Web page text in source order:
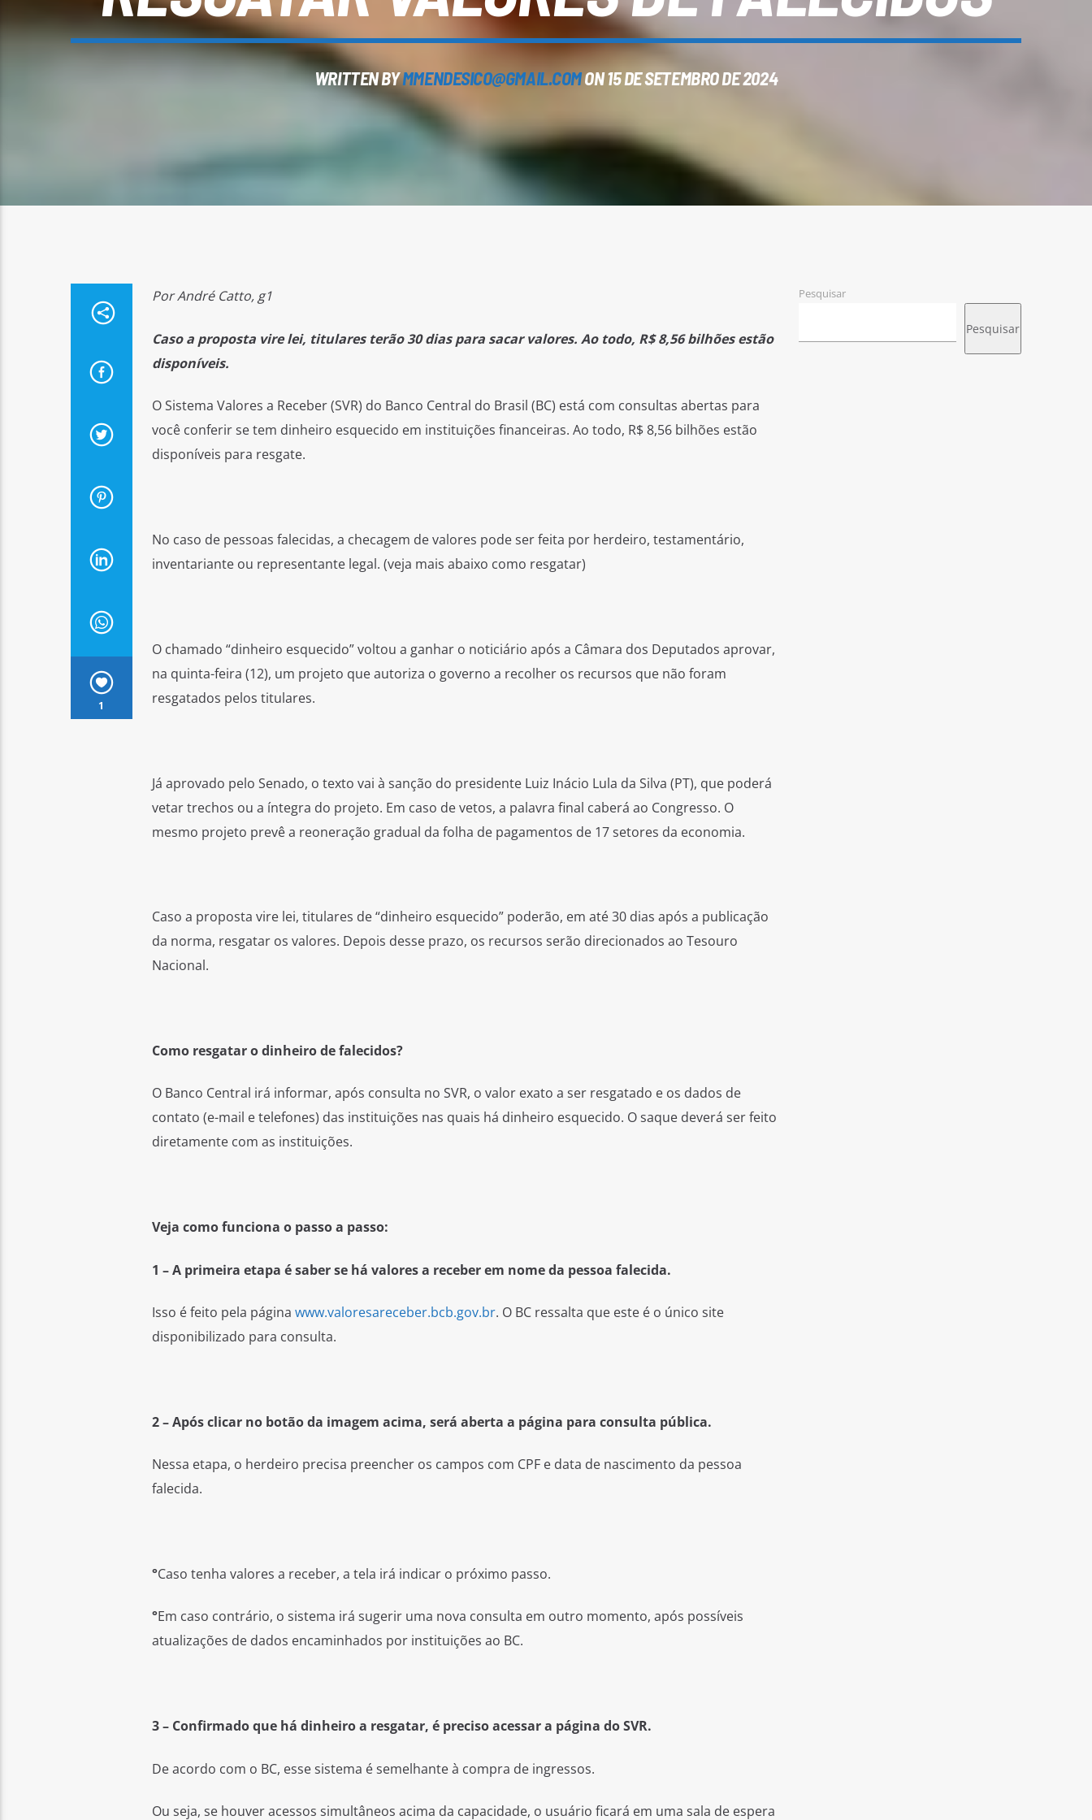
WRITTEN BYMMENDESICO@GMAIL.COMON 15 DE SETEMBRO DE 2024
1
Por André Catto, g1
Caso a proposta vire lei, titulares terão 30 dias para sacar valores. Ao todo, R$ 8,56 bilhões estão
disponíveis.
O Sistema Valores a Receber (SVR) do Banco Central do Brasil (BC) está com consultas abertas para
você conferir se tem dinheiro esquecido em instituições financeiras. Ao todo, R$ 8,56 bilhões estão
disponíveis para resgate.
No caso de pessoas falecidas, a checagem de valores pode ser feita por herdeiro, testamentário,
inventariante ou representante legal. (veja mais abaixo como resgatar)
O chamado “dinheiro esquecido” voltou a ganhar o noticiário após a Câmara dos Deputados aprovar,
na quinta-feira (12), um projeto que autoriza o governo a recolher os recursos que não foram
resgatados pelos titulares.
Já aprovado pelo Senado, o texto vai à sanção do presidente Luiz Inácio Lula da Silva (PT), que poderá
vetar trechos ou a íntegra do projeto. Em caso de vetos, a palavra final caberá ao Congresso. O
mesmo projeto prevê a reoneração gradual da folha de pagamentos de 17 setores da economia.
Caso a proposta vire lei, titulares de “dinheiro esquecido” poderão, em até 30 dias após a publicação
da norma, resgatar os valores. Depois desse prazo, os recursos serão direcionados ao Tesouro
Nacional.
Como resgatar o dinheiro de falecidos?
O Banco Central irá informar, após consulta no SVR, o valor exato a ser resgatado e os dados de
contato (e-mail e telefones) das instituições nas quais há dinheiro esquecido. O saque deverá ser feito
diretamente com as instituições.
Veja como funciona o passo a passo:
1 – A primeira etapa é saber se há valores a receber em nome da pessoa falecida.
Isso é feito pela página www.valoresareceber.bcb.gov.br. O BC ressalta que este é o único site
disponibilizado para consulta.
2 – Após clicar no botão da imagem acima, será aberta a página para consulta pública.
Nessa etapa, o herdeiro precisa preencher os campos com CPF e data de nascimento da pessoa
falecida.
°Caso tenha valores a receber, a tela irá indicar o próximo passo.
°Em caso contrário, o sistema irá sugerir uma nova consulta em outro momento, após possíveis
atualizações de dados encaminhados por instituições ao BC.
3 – Confirmado que há dinheiro a resgatar, é preciso acessar a página do SVR.
De acordo com o BC, esse sistema é semelhante à compra de ingressos.
Ou seja, se houver acessos simultâneos acima da capacidade, o usuário ficará em uma sala de espera
Pesquisar
Pesquisar